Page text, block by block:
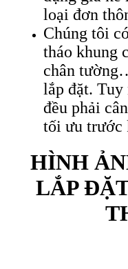
loại đơn
Chúng tôi
tháo khung
chân
lắp đặt. Tuy
đều phải
tối ưu trước
HÌNH
LẮP